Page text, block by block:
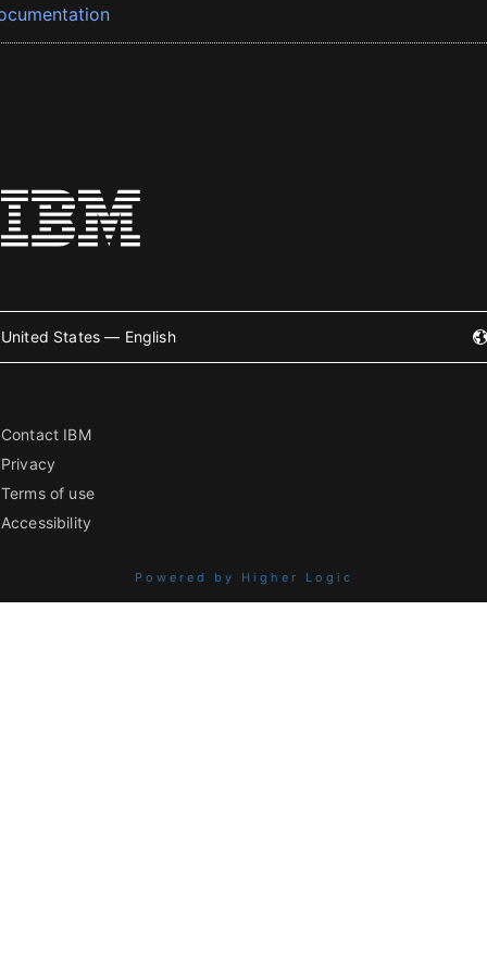
United States — English
Contact IBM
Privacy
Terms of use
Accessibility
Powered by Higher Logic